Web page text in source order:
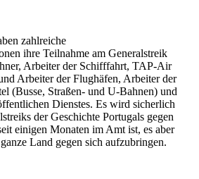
zahlreiche
ihre Teilnahme am Generalstreik
Arbeiter der Schifffahrt, TAP-Air
Arbeiter der Flughäfen, Arbeiter der
(Busse, Straßen- und U-Bahnen) und
Dienstes. Es wird sicherlich
der Geschichte Portugals gegen
einigen Monaten im Amt ist, es aber
Land gegen sich aufzubringen.